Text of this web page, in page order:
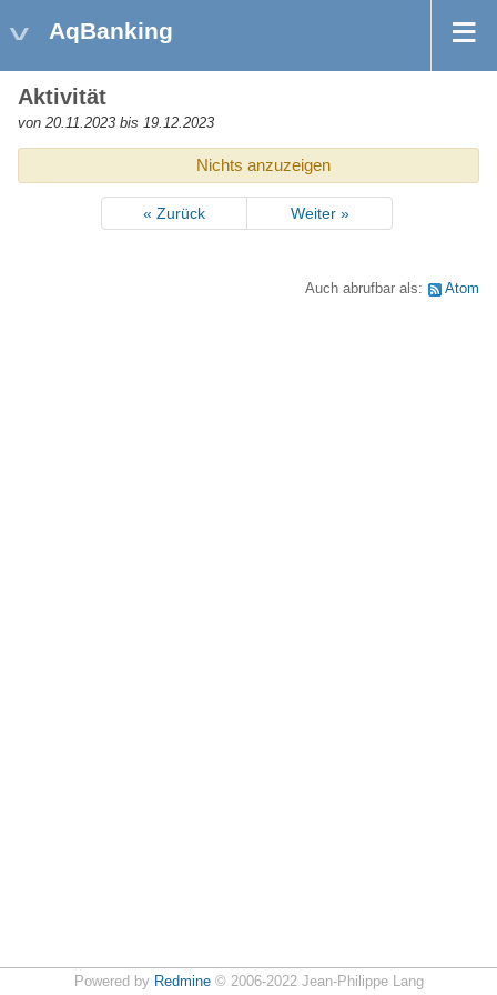
AqBanking
Aktivität
von 20.11.2023 bis 19.12.2023
Nichts anzuzeigen
« Zurück Weiter »
Auch abrufbar als: Atom
Powered by Redmine© 2006-2022 Jean-Philippe Lang